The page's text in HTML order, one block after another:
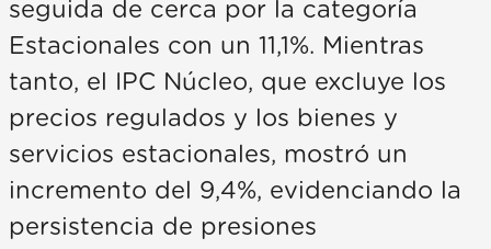
seguida de cerca por la categoría
Estacionales con un 11,1%. Mientras
tanto, el IPC Núcleo, que excluye los
precios regulados y los bienes y
servicios estacionales, mostró un
incremento del 9,4%, evidenciando la
persistencia de presiones